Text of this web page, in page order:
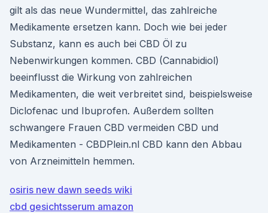
gilt als das neue Wundermittel, das zahlreiche
Medikamente ersetzen kann. Doch wie bei jeder
Substanz, kann es auch bei CBD Öl zu
Nebenwirkungen kommen. CBD (Cannabidiol)
beeinflusst die Wirkung von zahlreichen
Medikamenten, die weit verbreitet sind, beispielsweise
Diclofenac und Ibuprofen. Außerdem sollten
schwangere Frauen CBD vermeiden CBD und
Medikamenten - CBDPlein.nl CBD kann den Abbau
von Arzneimitteln hemmen.
osiris new dawn seeds wiki
cbd gesichtsserum amazon